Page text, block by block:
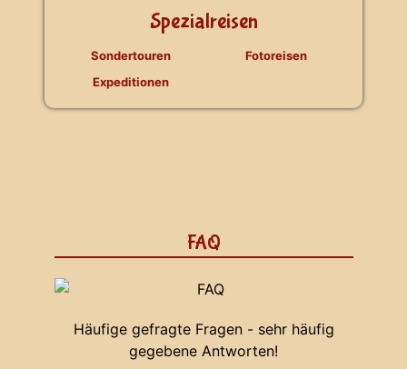
Spezialreisen
Sondertouren
Expeditionen
Fotoreisen
FAQ
Häufige gefragte Fragen - sehr häufig
gegebene Antworten!